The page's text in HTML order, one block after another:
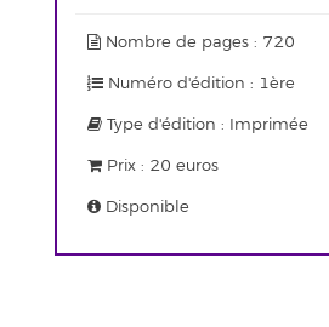
Nombre de pages : 720
Numéro d'édition : 1ère
Type d'édition : Imprimée
Prix : 20 euros
Disponible